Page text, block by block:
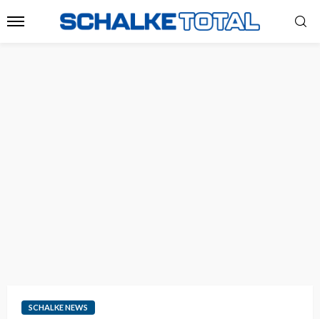
SCHALKE NEWS